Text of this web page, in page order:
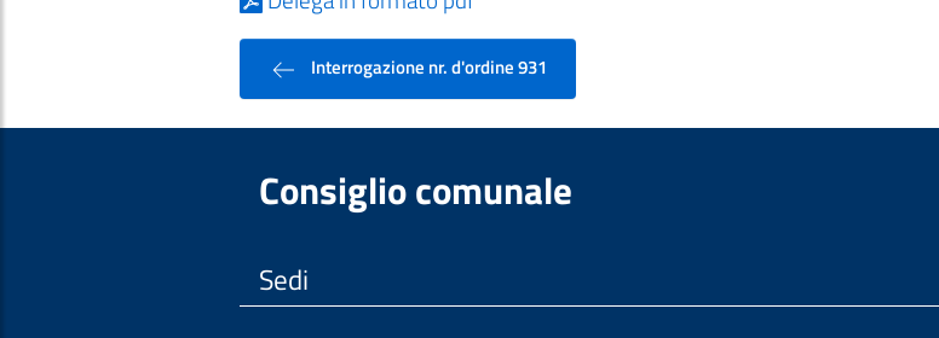
Interrogazione nr. d'ordine 931
Consiglio comunale
Sedi